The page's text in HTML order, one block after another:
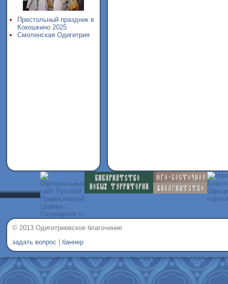
Престольный праздник в
Кокошкино 2025
Смоленская Одигитрия
© 2013 Одигитриевское благочиние
задать вопрос
баннер